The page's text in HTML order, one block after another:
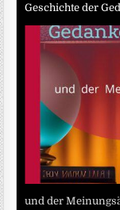
Geschichte der
und der